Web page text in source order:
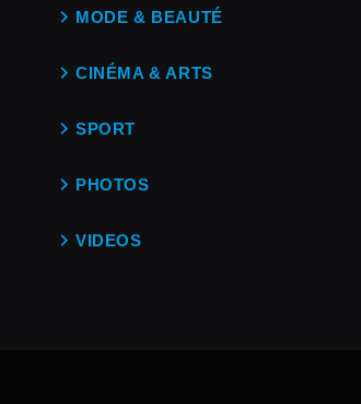
MODE & BEAUTÉ
CINÉMA & ARTS
SPORT
PHOTOS
VIDEOS